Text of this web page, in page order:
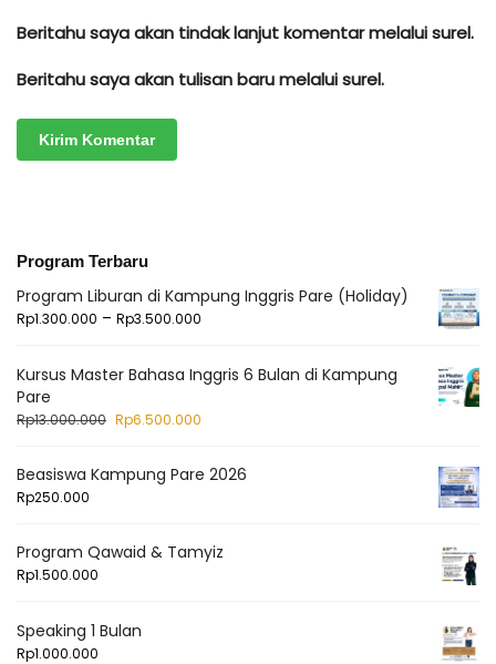
Beritahu saya akan tindak lanjut komentar melalui surel.
Beritahu saya akan tulisan baru melalui surel.
Program Terbaru
Program Liburan di Kampung Inggris Pare (Holiday)
Rp1.300.000 – Rp3.500.000
Kursus Master Bahasa Inggris 6 Bulan di Kampung
Pare
Rp13.000.000 Rp6.500.000
Beasiswa Kampung Pare 2026
Rp250.000
Program Qawaid & Tamyiz
Rp1.500.000
Speaking 1 Bulan
Rp1.000.000